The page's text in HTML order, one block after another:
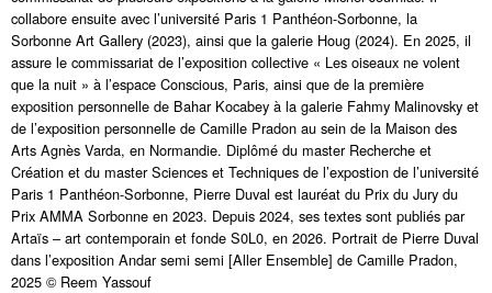
collabore ensuite avec l’université Paris 1 Panthéon-Sorbonne, la
Sorbonne Art Gallery (2023), ainsi que la galerie Houg (2024). En 2025, il
assure le commissariat de l’exposition collective « Les oiseaux ne volent
que la nuit » à l’espace Conscious, Paris, ainsi que de la première
exposition personnelle de Bahar Kocabey à la galerie Fahmy Malinovsky et
de l’exposition personnelle de Camille Pradon au sein de la Maison des
Arts Agnès Varda, en Normandie. Diplômé du master Recherche et
Création et du master Sciences et Techniques de l’expostion de l’université
Paris 1 Panthéon-Sorbonne, Pierre Duval est lauréat du Prix du Jury du
Prix AMMA Sorbonne en 2023. Depuis 2024, ses textes sont publiés par
Artaïs – art contemporain et fonde S0L0, en 2026. Portrait de Pierre Duval
dans l’exposition Andar semi semi [Aller Ensemble] de Camille Pradon,
2025 © Reem Yassouf